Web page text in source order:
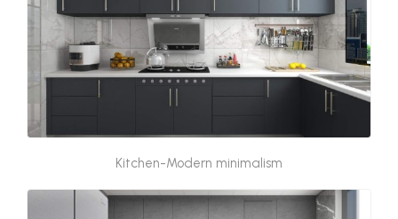
Kitchen-Modern minimalism